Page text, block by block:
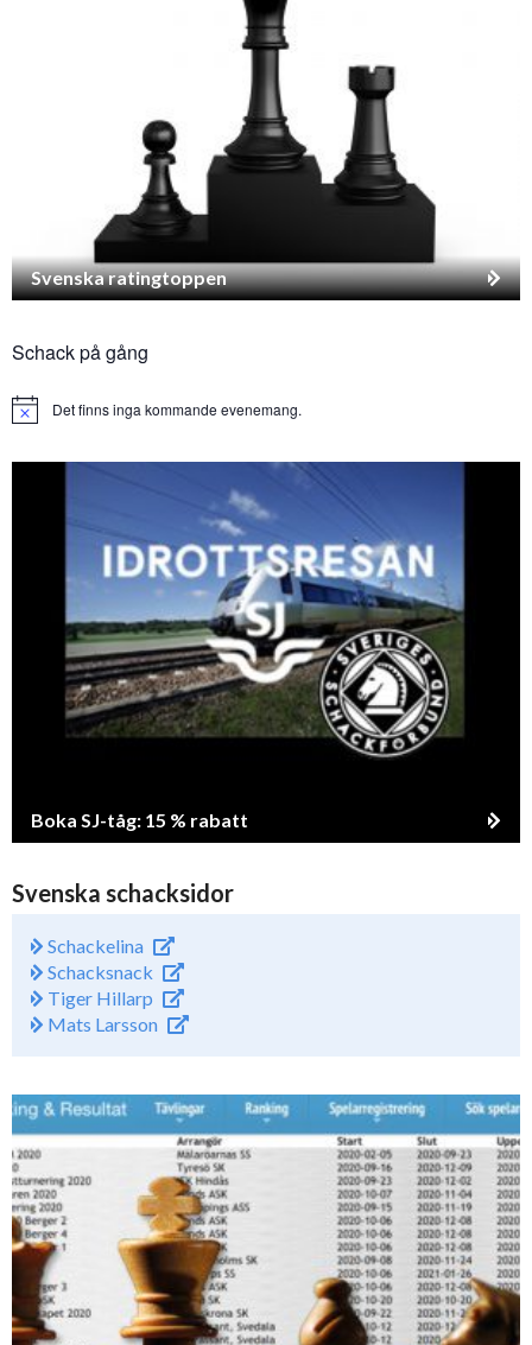
Svenska ratingtoppen
Schack på gång
Notice Det finns inga kommande evenemang.
Boka SJ-tåg: 15 % rabatt
Svenska schacksidor
Schackelina
Schacksnack
Tiger Hillarp
Mats Larsson